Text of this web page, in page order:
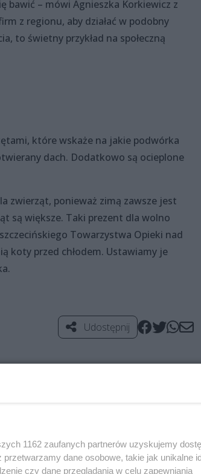
bawić – mówi Agnieszka Korkiewicz z
z regionu, aby działać w podobny
to świetny przykład na społeczną
które wskaże na jakie podwórka
dach. Dodatkowo są ocieplone
zwierząt, ponieważ zimą zawsze jest
są większe. Taki prezent dla wolno
Towarzystwa Opieki nad
koty przed chłodem. Ustawiamy je
Udostępnij
1162 zaufanych partnerów uzyskujemy
dane osobowe, takie jak unikalne
czy dane przeglądania w celu zapewniania